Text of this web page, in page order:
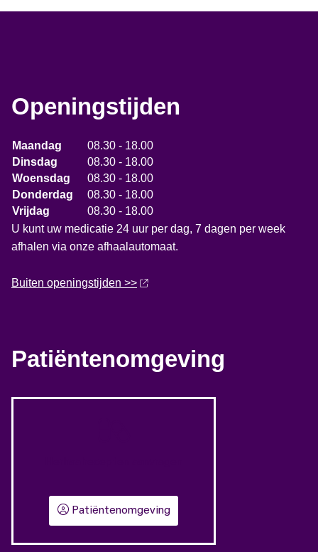
Openingstijden
Maandag
08.30 - 18.00
Dinsdag
08.30 - 18.00
Woensdag
08.30 - 18.00
Donderdag
08.30 - 18.00
Vrijdag
08.30 - 18.00
U kunt uw medicatie 24 uur per dag, 7 dagen per week
afhalen via onze afhaalautomaat.
Buiten openingstijden >>
Patiëntenomgeving
Patiëntenomgeving